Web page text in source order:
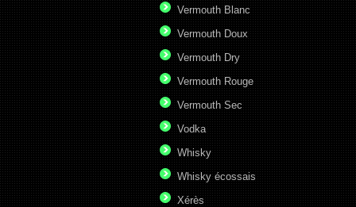
Vermouth Blanc
Vermouth Doux
Vermouth Dry
Vermouth Rouge
Vermouth Sec
Vodka
Whisky
Whisky écossais
Xérès